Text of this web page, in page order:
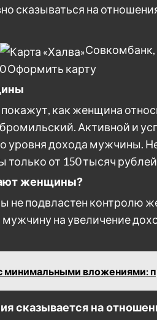
сказываться на
Оформить карту
как женщина
Активной и
уровня дохода мужчины.
от 150 тысяч
женщины?
не подвластен контролю
мужчину на увеличение
минимальными вложениями:
сказывается на